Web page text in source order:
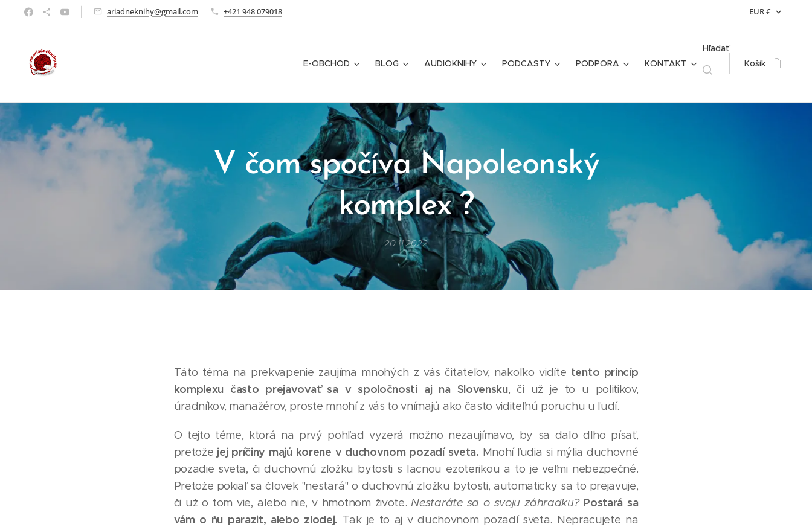
ariadneknihy@gmail.com +421 948 079018 EUR€
E-OBCHOD BLOG AUDIOKNIHY PODCASTY PODPORA KONTAKT
Hľadať
Košík
V čom spočíva Napoleonský
komplex ?
20.11.2022
Táto téma na prekvapenie zaujíma mnohých z vás čitateľov, nakoľko vidíte tento princíp
komplexu často prejavovať sa v spoločnosti aj na Slovensku, či už je to u politikov,
úradníkov, manažérov, proste mnohí z vás to vnímajú ako často viditeľnú poruchu u ľudí.
O tejto téme, ktorá na prvý pohľad vyzerá možno nezaujímavo, by sa dalo dlho písať,
pretože jej príčiny majú korene v duchovnom pozadí sveta. Mnohí ľudia si mýlia duchovné
pozadie sveta, či duchovnú zložku bytosti s lacnou ezoterikou a to je veľmi nebezpečné.
Pretože pokiaľ sa človek "nestará" o duchovnú zložku bytosti, automaticky sa to prejavuje,
či už o tom vie, alebo nie, v hmotnom živote.Nestaráte sa o svoju záhradku? Postará sa
vám o ňu parazit, alebo zlodej. Tak je to aj v duchovnom pozadí sveta. Nepracujete na